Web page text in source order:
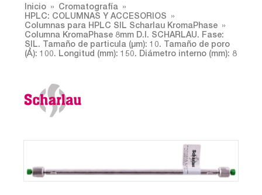
Inicio
Cromatografía
HPLC: COLUMNAS Y ACCESORIOS
Columnas para HPLC SIL Scharlau KromaPhase
Columna KromaPhase 8mm D.I. SCHARLAU. Fase:
SIL. Tamaño de particula (µm): 10. Tamaño de poro
(Å): 100. Longitud (mm): 150. Diámetro interno (mm): 8